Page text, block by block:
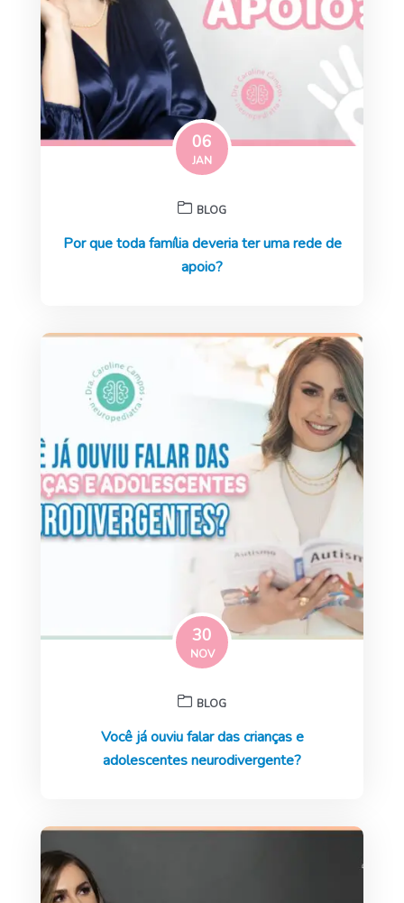
06
JAN
BLOG
Por que toda família deveria ter uma rede de
apoio?
30
NOV
BLOG
Você já ouviu falar das crianças e
adolescentes neurodivergente?